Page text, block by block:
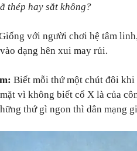
thép hay sắt không?
với người chơi hệ tâm
dạng hên xui may rủi.
Biết mỗi thứ một chút đôi
vì không biết cổ X là của
thứ gì ngon thì dân mạng